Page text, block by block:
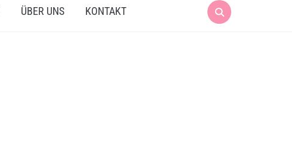
Search
for:
ÜBER UNS KONTAKT